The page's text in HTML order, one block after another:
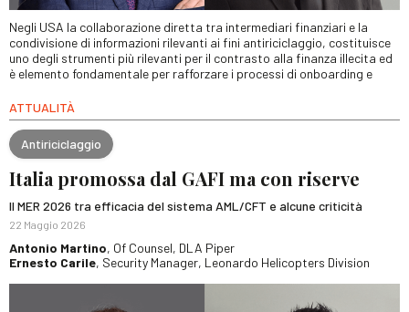
Negli USA la collaborazione diretta tra intermediari finanziari e la
condivisione di informazioni rilevanti ai fini antiriciclaggio, costituisce
uno degli strumenti più rilevanti per il contrasto alla finanza illecita ed
è elemento fondamentale per rafforzare i processi di onboarding e
ATTUALITÀ
Antiriciclaggio
Italia promossa dal GAFI ma con riserve
Il MER 2026 tra efficacia del sistema AML/CFT e alcune criticità
22 Maggio 2026
Antonio Martino, Of Counsel, DLA Piper
Ernesto Carile, Security Manager, Leonardo Helicopters Division